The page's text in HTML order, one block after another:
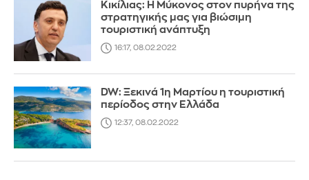
Κικίλιας: Η Μύκονος στον πυρήνα της
στρατηγικής μας για βιώσιμη
τουριστική ανάπτυξη
16:17, 08.02.2022
DW: Ξεκινά 1η Μαρτίου η τουριστική
περίοδος στην Ελλάδα
12:37, 08.02.2022